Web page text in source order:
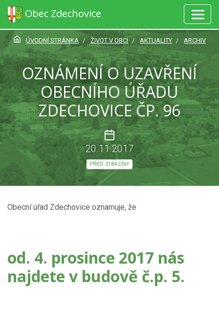
Obec Zdechovice
ÚVODNÍ STRÁNKA ŽIVOT V OBCI AKTUALITY ARCHIV
OZNÁMENÍ O UZAVŘENÍ
OBECNÍHO ÚŘADU
ZDECHOVICE ČP. 96
20.11.2017
PŘED 3184 DNY
Obecní úřad Zdechovice oznamuje, že
od. 4. prosince 2017 nás
najdete v budově č.p. 5.